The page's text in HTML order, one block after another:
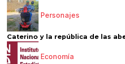
Personajes
Caterino y la república de las
Economía